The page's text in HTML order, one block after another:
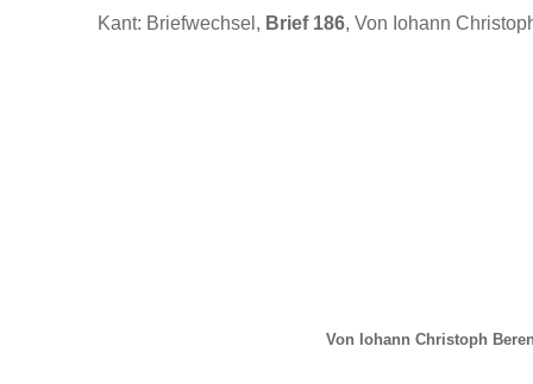
Kant: Briefwechsel, Brief 186, Von Iohann
Von Iohann Christoph